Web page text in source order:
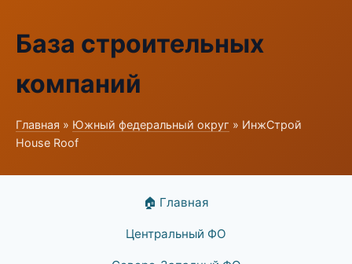
База строительных
компаний
Главная » Южный федеральный округ » ИнжСтрой
House Roof
🏠 Главная
Центральный ФО